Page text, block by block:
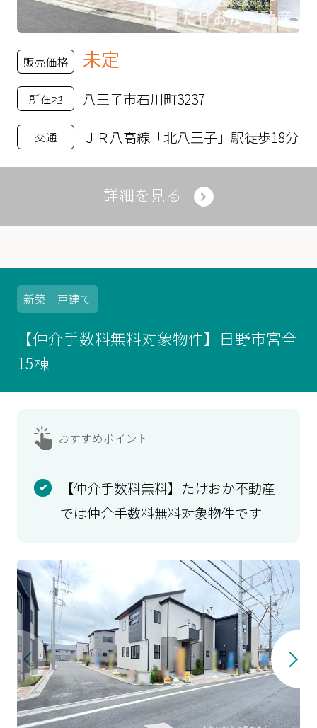
販売価格 未定
所在地 八王子市石川町3237
交通 ＪＲ八高線「北八王子」駅徒歩18分
詳細を見る
新築一戸建て
【仲介手数料無料対象物件】日野市宮全
15棟
おすすめポイント
【仲介手数料無料】たけおか不動産
では仲介手数料無料対象物件です